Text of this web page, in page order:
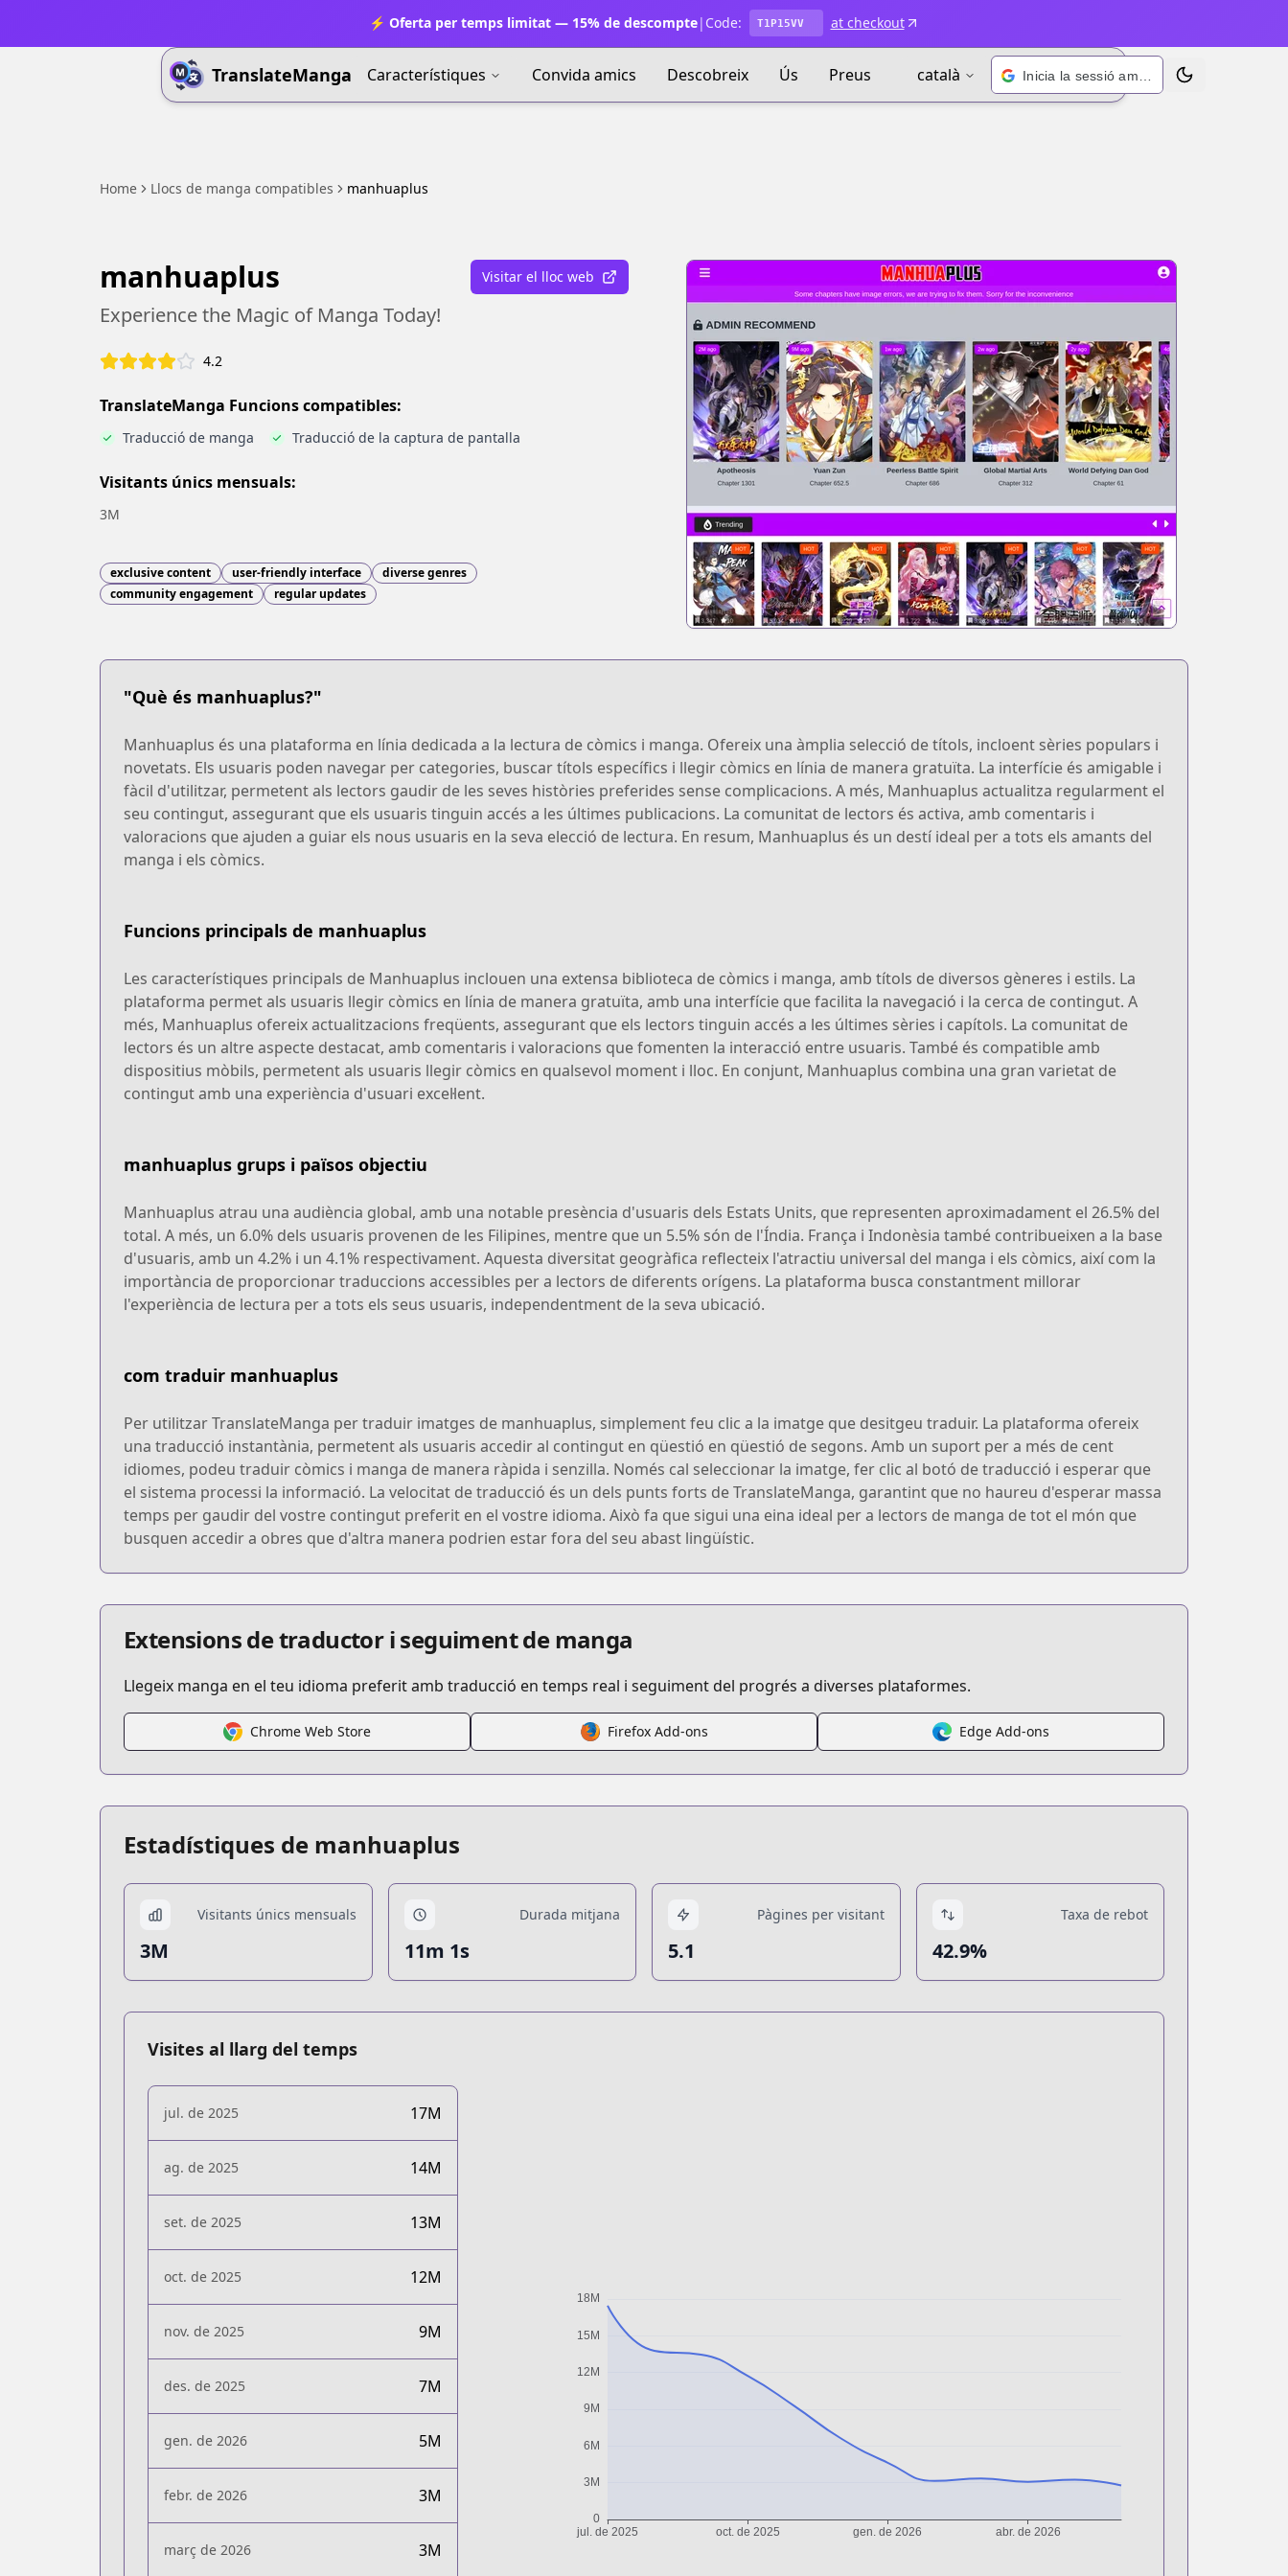
⚡ Oferta per temps limitat — 15% de descompte| Code: T1P15VV at checkout
TranslateManga Característiques Convida amics Descobreix Ús Preus català Alternar tema
Home Llocs de manga compatibles manhuaplus
manhuaplus Visitar el lloc web
Experience the Magic of Manga Today!
4.2
TranslateManga Funcions compatibles:
Traducció de manga Traducció de la captura de pantalla
Visitants únics mensuals:
3M
exclusive content user-friendly interface
diverse genres
community engagement
regular updates
"Què és manhuaplus?"
Manhuaplus és una plataforma en línia dedicada a la lectura de còmics i manga. Ofereix una àmplia selecció de títols, incloent sèries populars i
novetats. Els usuaris poden navegar per categories, buscar títols específics i llegir còmics en línia de manera gratuïta. La interfície és amigable i
fàcil d'utilitzar, permetent als lectors gaudir de les seves històries preferides sense complicacions. A més, Manhuaplus actualitza regularment el
seu contingut, assegurant que els usuaris tinguin accés a les últimes publicacions. La comunitat de lectors és activa, amb comentaris i
valoracions que ajuden a guiar els nous usuaris en la seva elecció de lectura. En resum, Manhuaplus és un destí ideal per a tots els amants del
manga i els còmics.
Funcions principals de manhuaplus
Les característiques principals de Manhuaplus inclouen una extensa biblioteca de còmics i manga, amb títols de diversos gèneres i estils. La
plataforma permet als usuaris llegir còmics en línia de manera gratuïta, amb una interfície que facilita la navegació i la cerca de contingut. A
més, Manhuaplus ofereix actualitzacions freqüents, assegurant que els lectors tinguin accés a les últimes sèries i capítols. La comunitat de
lectors és un altre aspecte destacat, amb comentaris i valoracions que fomenten la interacció entre usuaris. També és compatible amb
dispositius mòbils, permetent als usuaris llegir còmics en qualsevol moment i lloc. En conjunt, Manhuaplus combina una gran varietat de
contingut amb una experiència d'usuari excel·lent.
manhuaplus grups i països objectiu
Manhuaplus atrau una audiència global, amb una notable presència d'usuaris dels Estats Units, que representen aproximadament el 26.5% del
total. A més, un 6.0% dels usuaris provenen de les Filipines, mentre que un 5.5% són de l'Índia. França i Indonèsia també contribueixen a la base
d'usuaris, amb un 4.2% i un 4.1% respectivament. Aquesta diversitat geogràfica reflecteix l'atractiu universal del manga i els còmics, així com la
importància de proporcionar traduccions accessibles per a lectors de diferents orígens. La plataforma busca constantment millorar
l'experiència de lectura per a tots els seus usuaris, independentment de la seva ubicació.
com traduir manhuaplus
Per utilitzar TranslateManga per traduir imatges de manhuaplus, simplement feu clic a la imatge que desitgeu traduir. La plataforma ofereix
una traducció instantània, permetent als usuaris accedir al contingut en qüestió en qüestió de segons. Amb un suport per a més de cent
idiomes, podeu traduir còmics i manga de manera ràpida i senzilla. Només cal seleccionar la imatge, fer clic al botó de traducció i esperar que
el sistema processi la informació. La velocitat de traducció és un dels punts forts de TranslateManga, garantint que no haureu d'esperar massa
temps per gaudir del vostre contingut preferit en el vostre idioma. Això fa que sigui una eina ideal per a lectors de manga de tot el món que
busquen accedir a obres que d'altra manera podrien estar fora del seu abast lingüístic.
Extensions de traductor i seguiment de manga
Llegeix manga en el teu idioma preferit amb traducció en temps real i seguiment del progrés a diverses plataformes.
Chrome Web Store Firefox Add-ons Edge Add-ons
Estadístiques de manhuaplus
Visitants únics mensuals
3M
Durada mitjana
11m 1s
Pàgines per visitant
5.1
Taxa de rebot
42.9%
Visites al llarg del temps
jul. de 2025 17M
ag. de 2025 14M
set. de 2025 13M
oct. de 2025 12M
nov. de 2025 9M
des. de 2025 7M
gen. de 2026 5M
febr. de 2026 3M
març de 2026 3M